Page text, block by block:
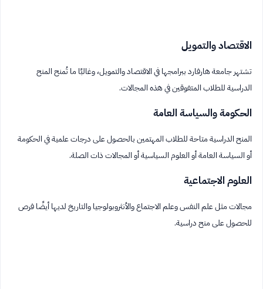
الاقتصاد والتمويل
تشتهر جامعة هارفارد ببرامجها في الاقتصاد والتمويل، وغالبًا ما تُمنح المنح
الدراسية للطلاب المتفوقين في هذه المجالات.
الحكومة والسياسة العامة
المنح الدراسية متاحة للطلاب المهتمين بالحصول على درجات علمية في الحكومة
أو السياسة العامة أو العلوم السياسية أو المجالات ذات الصلة.
العلوم الاجتماعية
مجالات مثل علم النفس وعلم الاجتماع والأنثروبولوجيا والتاريخ لديها أيضًا فرص
للحصول على منح دراسية.